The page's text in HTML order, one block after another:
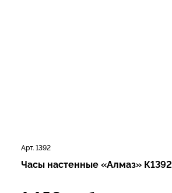
Арт. 1392
Часы настенные «Алмаз» К1392